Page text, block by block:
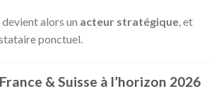
alors un acteur stratégique, et
ponctuel.
& Suisse à l’horizon 2026